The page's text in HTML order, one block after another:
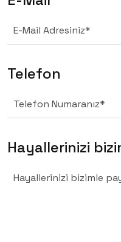
Telefon
Hayallerinizi